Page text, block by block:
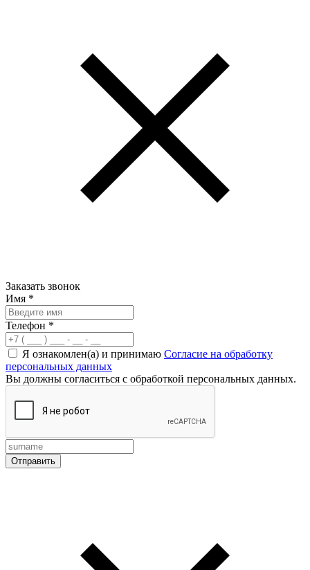
Заказать звонок
Имя *
Телефон *
Я ознакомлен(а) и принимаю Согласие на обработку
персональных данных
Вы должны согласиться с обработкой персональных данных.